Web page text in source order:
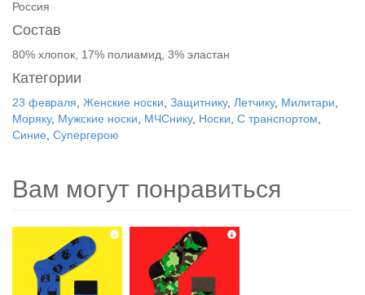
Россия
Состав
80% хлопок, 17% полиамид, 3% эластан
Категории
23 февраля Женские носки Защитнику, Летчику, Милитари
Моряку, Мужские носки МЧСнику, Носки С транспортом
Синие Супергерою
Вам могут понравиться